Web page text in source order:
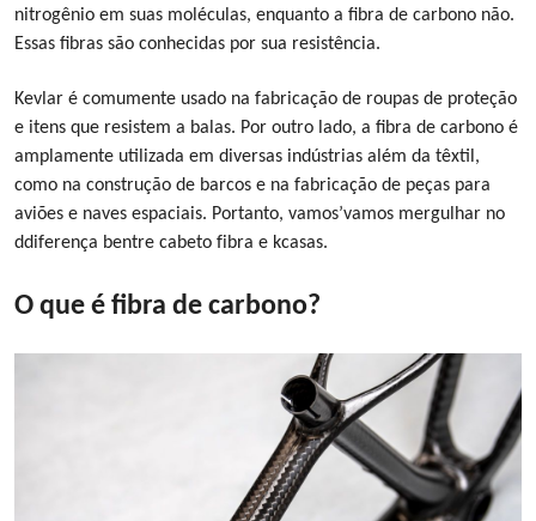
nitrogênio em suas moléculas, enquanto a fibra de carbono não.
Essas fibras são conhecidas por sua resistência.
Kevlar é comumente usado na fabricação de roupas de proteção
e itens que resistem a balas. Por outro lado, a fibra de carbono é
amplamente utilizada em diversas indústrias além da têxtil,
como na construção de barcos e na fabricação de peças para
aviões e naves espaciais. Portanto, vamos’vamos mergulhar no
ddiferença bentre cabeto fibra e kcasas.
O que é fibra de carbono?